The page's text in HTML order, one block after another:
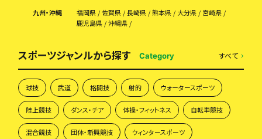
九州・沖縄
福岡県 佐賀県 長崎県 熊本県 大分県
宮崎県
鹿児島県
沖縄県
スポーツジャンルから探す Category すべて
球技 武道 格闘技 射的 ウォータースポーツ
陸上競技 ダンス・チア 体操・フィットネス 自転車競技
混合競技 団体・新興競技 ウィンタースポーツ